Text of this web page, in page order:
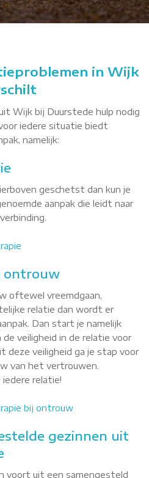
in Wijk
Wijk bij Duurstede hulp nodig
iedere situatie biedt
namelijk:
geschetst dan kun je
aanpak die leidt naar
ontrouw
oftewel vreemdgaan,
relatie dan wordt er
Dan start je namelijk
veiligheid in de relatie voor
deze veiligheid ga je stap voor
van het vertrouwen.
relatie!
bij ontrouw
gezinnen uit
voort uit een samengesteld